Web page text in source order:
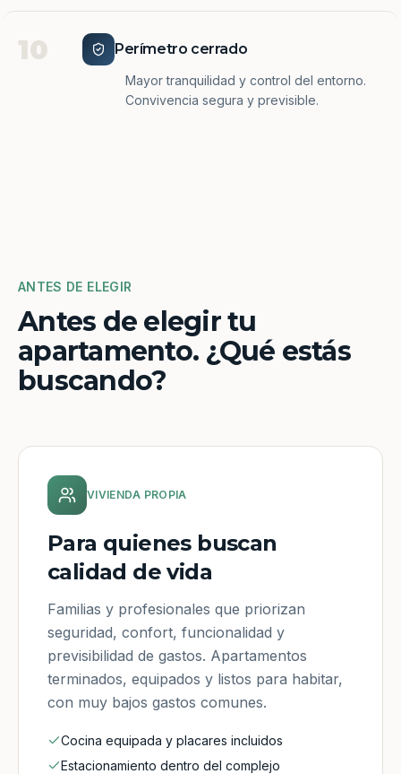
10 Perímetro cerrado
Mayor tranquilidad y control del entorno.
Convivencia segura y previsible.
ANTES DE ELEGIR
Antes de elegir tu
apartamento. ¿Qué estás
buscando?
VIVIENDA PROPIA
Para quienes buscan
calidad de vida
Familias y profesionales que priorizan
seguridad, confort, funcionalidad y
previsibilidad de gastos. Apartamentos
terminados, equipados y listos para habitar,
con muy bajos gastos comunes.
Cocina equipada y placares incluidos
Estacionamiento dentro del complejo